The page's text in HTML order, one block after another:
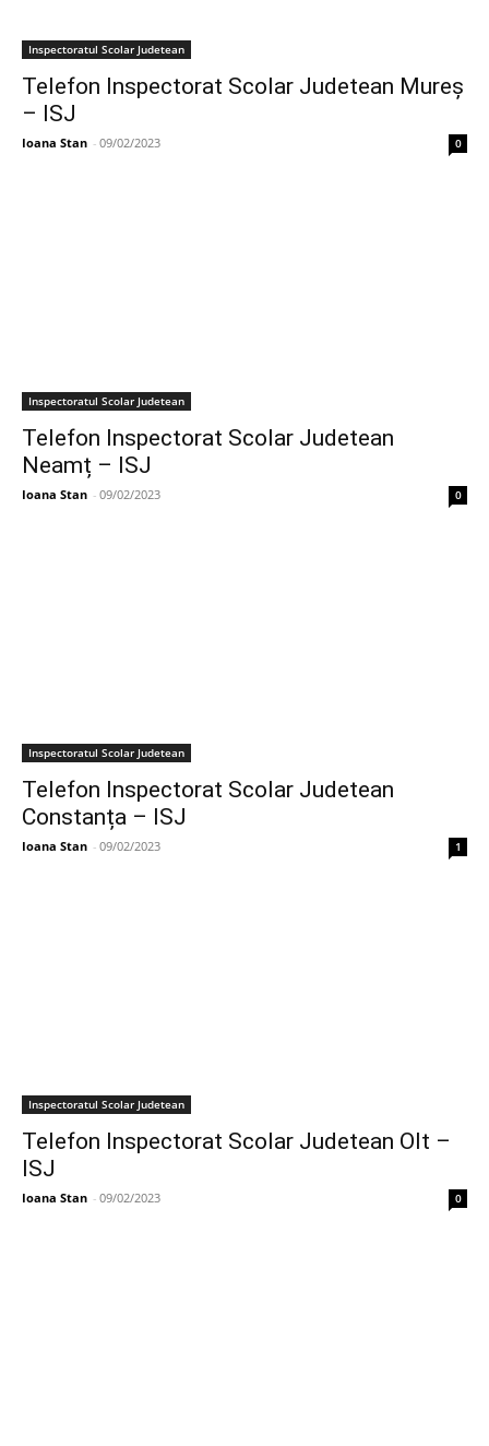
Inspectoratul Scolar Judetean
Telefon Inspectorat Scolar Judetean Mureș
– ISJ
Ioana Stan - 09/02/2023 0
Inspectoratul Scolar Judetean
Telefon Inspectorat Scolar Judetean
Neamț – ISJ
Ioana Stan - 09/02/2023 0
Inspectoratul Scolar Judetean
Telefon Inspectorat Scolar Judetean
Constanța – ISJ
Ioana Stan - 09/02/2023 1
Inspectoratul Scolar Judetean
Telefon Inspectorat Scolar Judetean Olt –
ISJ
Ioana Stan - 09/02/2023 0